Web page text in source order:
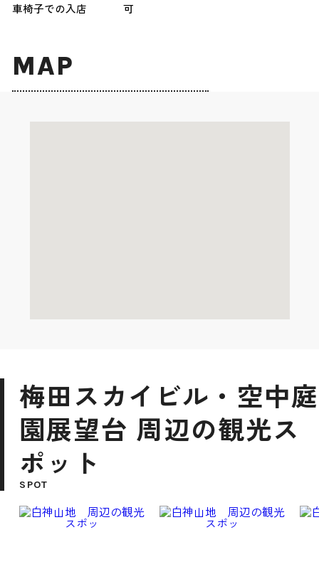
車椅子での入店
可
MAP
梅田スカイビル・空中庭
園展望台 周辺の観光ス
ポット
SPOT